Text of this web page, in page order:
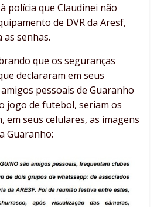
polícia que Claudinei não
de DVR da Aresf,
senhas.
que os seguranças
declararam em seus
pessoais de Guaranho
jogo de futebol, seriam os
em seus celulares, as imagens
Guaranho: